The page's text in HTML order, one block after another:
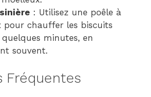
: Utilisez une poêle à
pour chauffer les biscuits
minutes, en
souvent.
Fréquentes